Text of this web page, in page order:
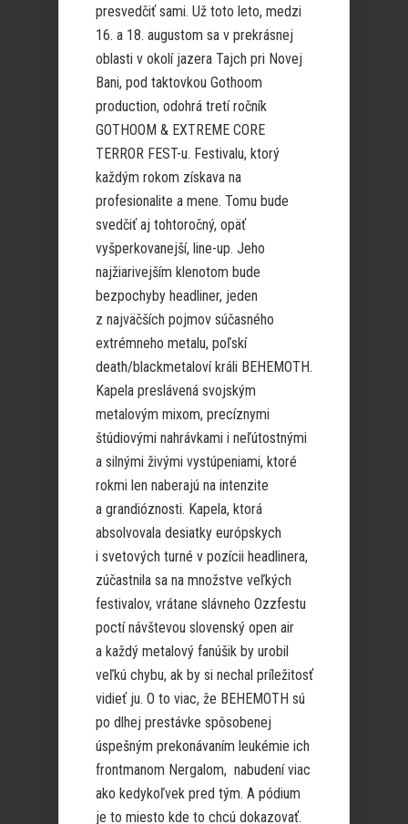
presvedčiť sami. Už toto leto, medzi
16. a 18. augustom sa v prekrásnej
oblasti v okolí jazera Tajch pri Novej
Bani, pod taktovkou Gothoom
production, odohrá tretí ročník
GOTHOOM & EXTREME CORE
TERROR FEST-u. Festivalu, ktorý
každým rokom získava na
profesionalite a mene. Tomu bude
svedčiť aj tohtoročný, opäť
vyšperkovanejší, line-up. Jeho
najžiarivejším klenotom bude
bezpochyby headliner, jeden
z najväčších pojmov súčasného
extrémneho metalu, poľskí
death/blackmetaloví králi BEHEMOTH.
Kapela preslávená svojským
metalovým mixom, precíznymi
štúdiovými nahrávkami i neľútostnými
a silnými živými vystúpeniami, ktoré
rokmi len naberajú na intenzite
a grandióznosti. Kapela, ktorá
absolvovala desiatky európskych
i svetových turné v pozícii headlinera,
zúčastnila sa na množstve veľkých
festivalov, vrátane slávneho Ozzfestu
poctí návštevou slovenský open air
a každý metalový fanúšik by urobil
veľkú chybu, ak by si nechal príležitosť
vidieť ju. O to viac, že BEHEMOTH sú
po dlhej prestávke spôsobenej
úspešným prekonávaním leukémie ich
frontmanom Nergalom, nabudení viac
ako kedykoľvek pred tým. A pódium
je to miesto kde to chcú dokazovať.